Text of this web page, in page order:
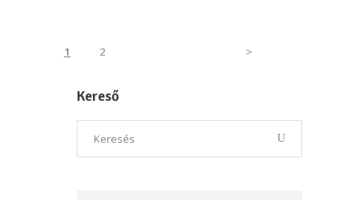
1 2 >
Kereső